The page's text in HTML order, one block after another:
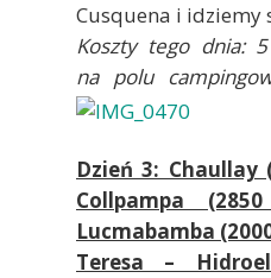
Cusquena i idziemy
Koszty tego dnia: 5
na polu
Dzień 3:
Collpampa
Lucmabamba
Teresa –